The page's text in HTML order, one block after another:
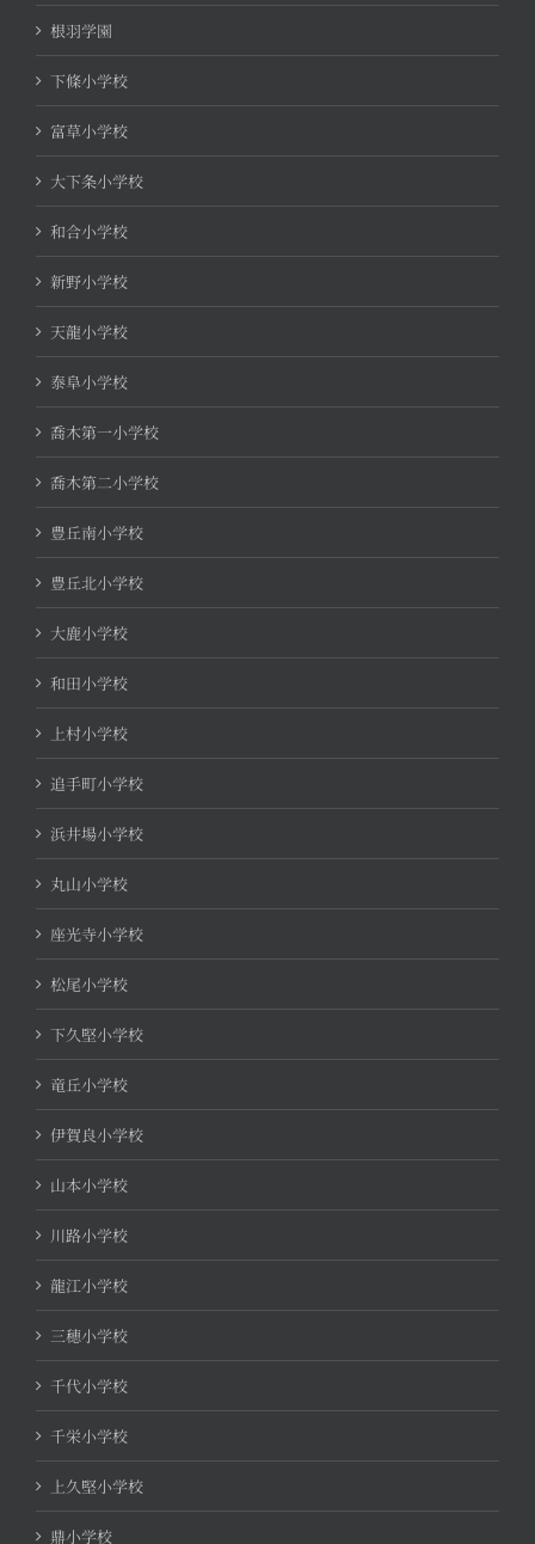
根羽学園
下條小学校
富草小学校
大下条小学校
和合小学校
新野小学校
天龍小学校
泰阜小学校
喬木第一小学校
喬木第二小学校
豊丘南小学校
豊丘北小学校
大鹿小学校
和田小学校
上村小学校
追手町小学校
浜井場小学校
丸山小学校
座光寺小学校
松尾小学校
下久堅小学校
竜丘小学校
伊賀良小学校
山本小学校
川路小学校
龍江小学校
三穂小学校
千代小学校
千栄小学校
上久堅小学校
鼎小学校